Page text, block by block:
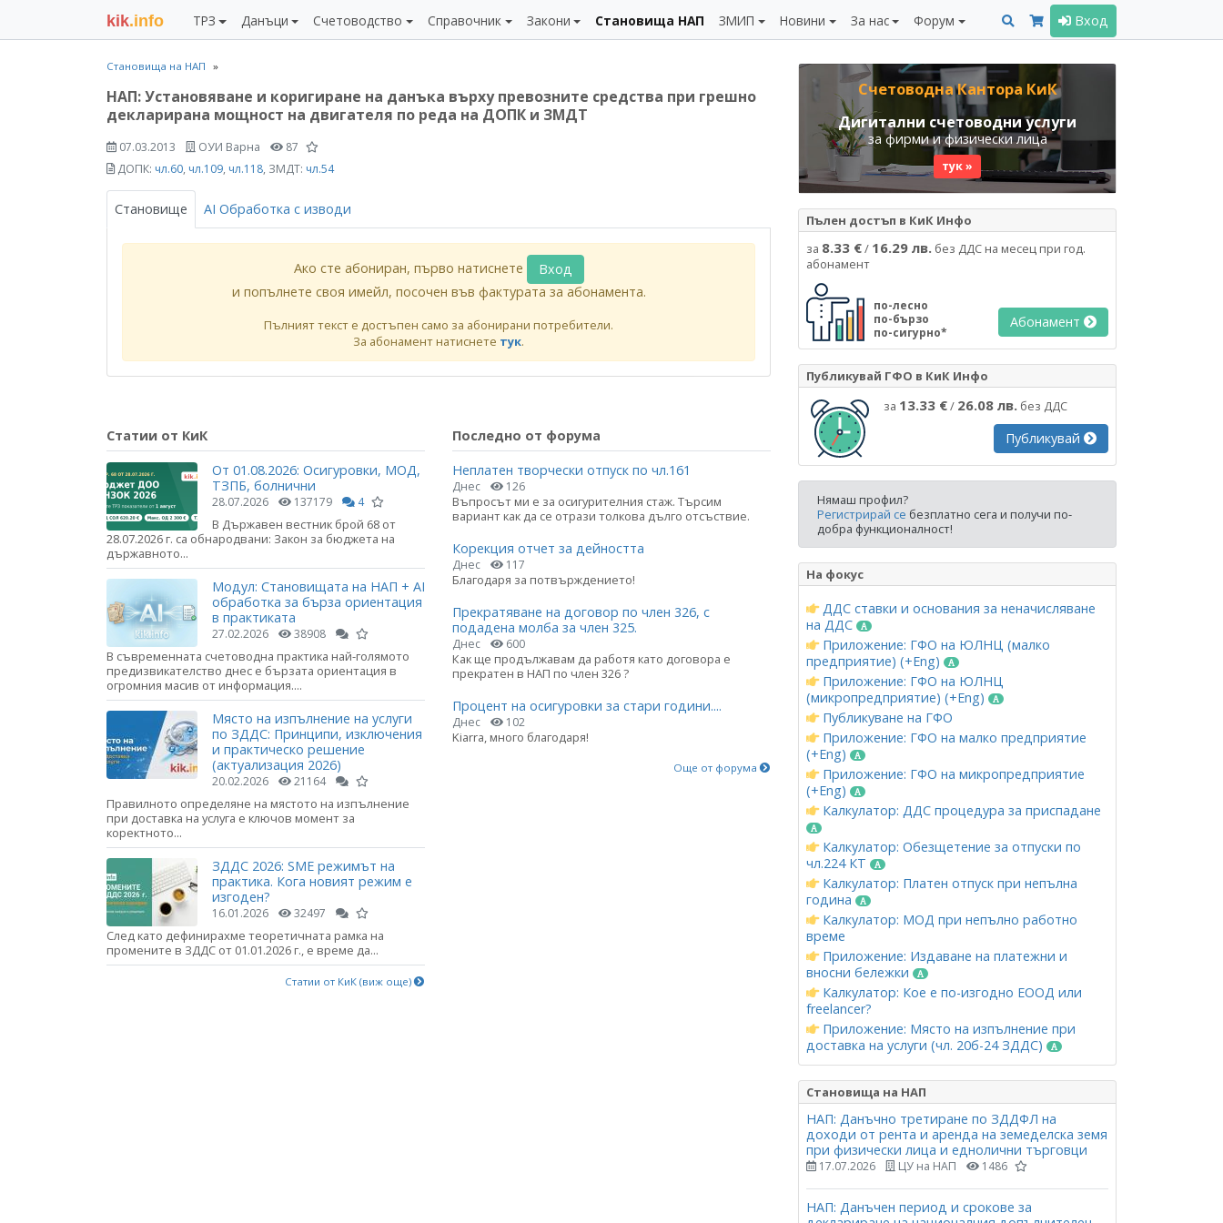
kik.info ТРЗ Данъци Счетоводство Справочник Закони Становища НАП ЗМИП Новини За нас Форум Вход
Становища на НАП
НАП: Установяване и коригиране на данъка върху превозните средства при грешно
декларирана мощност на двигателя по реда на ДОПК и ЗМДТ
07.03.2013 ОУИ Варна
87
ДОПК: чл.60, чл.109, чл.118, ЗМДТ: чл.54
Становище AI Обработка с изводи
Ако сте абониран, първо натиснете
Вход
и попълнете своя имейл, посочен във фактурата за абонамента.
Пълният текст е достъпен само за абонирани потребители.
За абонамент натиснете тук.
Статии от КиК
От 01.08.2026: Осигуровки, МОД,
ТЗПБ, болнични
28.07.2026 137179 4
В Държавен вестник брой 68 от
28.07.2026 г. са обнародвани: Закон за бюджета на
държавното...
Модул: Становищата на НАП + AI
обработка за бърза ориентация
в практиката
27.02.2026 38908
В съвременната счетоводна практика най-голямото
предизвикателство днес е бързата ориентация в
огромния масив от информация....
Място на изпълнение на услуги
по ЗДДС: Принципи, изключения
и практическо решение
(актуализация 2026)
20.02.2026 21164
Правилното определяне на мястото на изпълнение
при доставка на услуга е ключов момент за
коректното...
ЗДДС 2026: SME режимът на
практика. Кога новият режим е
изгоден?
16.01.2026 32497
След като дефинирахме теоретичната рамка на
промените в ЗДДС от 01.01.2026 г., е време да...
Статии от КиК (виж още)
Последно от форума
Неплатен творчески отпуск по чл.161
Днес 126
Въпросът ми е за осигурителния стаж. Търсим
вариант как да се отрази толкова дълго отсъствие.
Корекция отчет за дейността
Днес 117
Благодаря за потвърждението!
Прекратяване на договор по член 326, с
подадена молба за член 325.
Днес 600
Как ще продължавам да работя като договора е
прекратен в НАП по член 326 ?
Процент на осигуровки за стари години....
Днес 102
Kiarra, много благодаря!
Още от форума
Счетоводна Кантора КиК
Дигитални счетоводни услуги
за фирми и физически лица
тук »
Пълен достъп в КиК Инфо
за 8.33 €/ 16.29 лв. без ДДС на месец при год.
абонамент
по-лесно
по-бързо
по-сигурно*
Абонамент
Публикувай ГФО в КиК Инфо
за 13.33 €/ 26.08 лв. без ДДС
Публикувай
Нямаш профил?
Регистрирай се безплатно сега и получи по-
добра функционалност!
На фокус
ДДС ставки и основания за неначисляване
на ДДС
Приложение: ГФО на ЮЛНЦ (малко
предприятие) (+Eng)
Приложение: ГФО на ЮЛНЦ
(микропредприятие) (+Eng)
Публикуване на ГФО
Приложение: ГФО на малко предприятие
(+Eng)
Приложение: ГФО на микропредприятие
(+Eng)
Калкулатор: ДДС процедура за приспадане
Калкулатор: Обезщетение за отпуски по
чл.224 КТ
Калкулатор: Платен отпуск при непълна
година
Калкулатор: МОД при непълно работно
време
Приложение: Издаване на платежни и
вносни бележки
Калкулатор: Кое е по-изгодно ЕООД или
freelancer?
Приложение: Място на изпълнение при
доставка на услуги (чл. 20б-24 ЗДДС)
Становища на НАП
НАП: Данъчно третиране по ЗДДФЛ на
доходи от рента и аренда на земеделска земя
при физически лица и еднолични търговци
17.07.2026 ЦУ на НАП 1486
НАП: Данъчен период и срокове за